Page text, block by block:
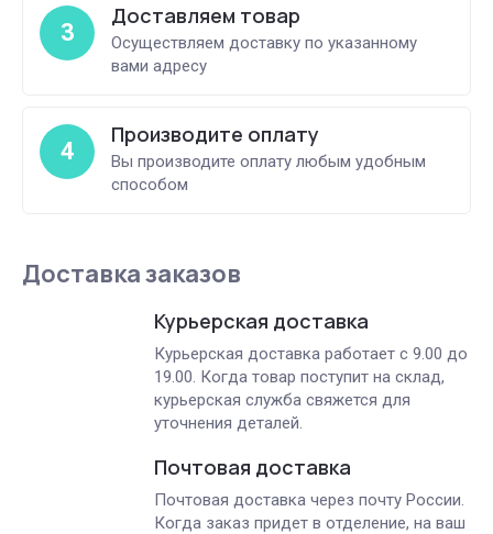
3
Доставляем товар
Осуществляем доставку по указанному
вами адресу
4
Производите оплату
Вы производите оплату любым удобным
способом
Доставка заказов
Курьерская доставка
Курьерская доставка работает с 9.00 до
19.00. Когда товар поступит на склад,
курьерская служба свяжется для
уточнения деталей.
Почтовая доставка
Почтовая доставка через почту России.
Когда заказ придет в отделение, на ваш